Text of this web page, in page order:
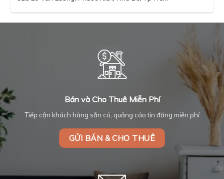
Bán và Cho Thuê Miễn Phí
Tiếp cận khách hàng sẵn có, quảng cáo tin đăng miễn phí
GỬI BÁN & CHO THUÊ